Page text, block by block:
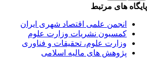
های مرتبط
انجمن علمی اقتصاد شهری ایران
کمسیون نشریات وزارت علوم
وزارت علوم، تحقیقات و فناوری
پژوهش های مالیه اسلامی